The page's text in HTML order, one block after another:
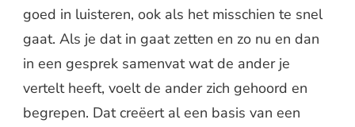
goed in luisteren, ook als het misschien te snel
gaat. Als je dat in gaat zetten en zo nu en dan
in een gesprek samenvat wat de ander je
vertelt heeft, voelt de ander zich gehoord en
begrepen. Dat creëert al een basis van een